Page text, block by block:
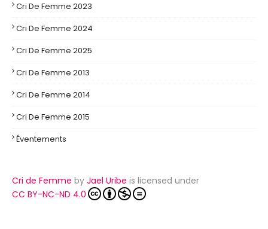
Cri De Femme 2023
Cri De Femme 2024
Cri De Femme 2025
Cri De Femme 2013
Cri De Femme 2014
Cri De Femme 2015
Éventements
Cri de Femme by Jael Uribe is licensed under
CC BY-NC-ND 4.0